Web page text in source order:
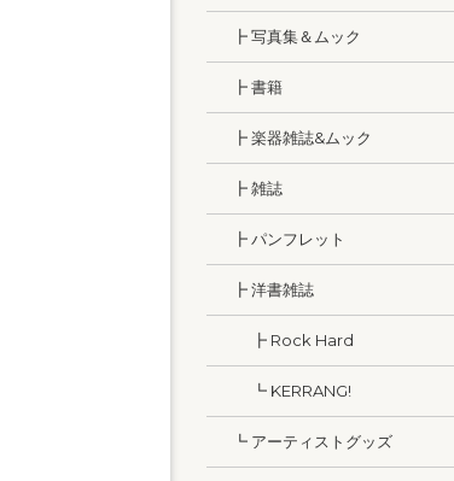
┣ 写真集＆ムック
┣ 書籍
┣ 楽器雑誌&ムック
┣ 雑誌
┣ パンフレット
┣ 洋書雑誌
┣ Rock Hard
┗ KERRANG!
┗ アーティストグッズ